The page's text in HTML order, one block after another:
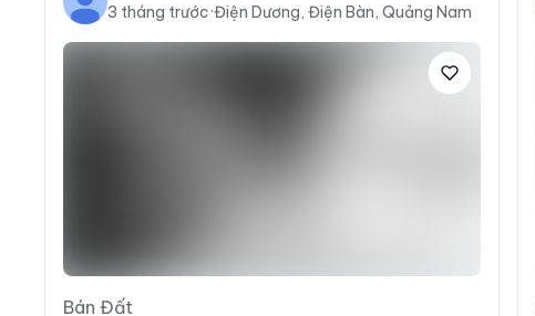
3 tháng trước·Điện Dương, Điện Bàn, Quảng Nam
Bán Đất